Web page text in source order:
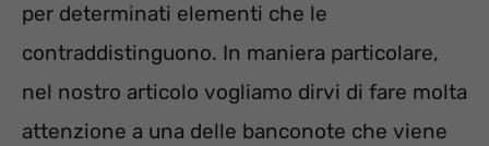
per determinati elementi che le
contraddistinguono. In maniera particolare,
nel nostro articolo vogliamo dirvi di fare molta
attenzione a una delle banconote che viene